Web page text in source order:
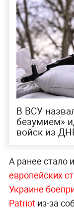
В ВСУ
безумием»
войск из
А ранее стало
европейских
Украине
Patriotиз-за